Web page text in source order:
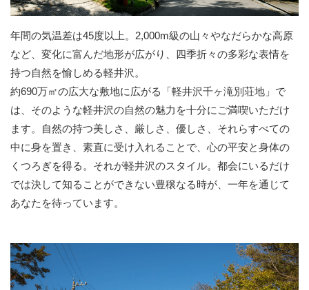
年間の気温差は45度以上。2,000m級の山々やなだらかな高原
など、変化に富んだ地形が広がり、四季折々の多彩な表情を
持つ自然を愉しめる軽井沢。
約690万㎡の広大な敷地に広がる「軽井沢千ヶ滝別荘地」で
は、そのような軽井沢の自然の魅力を十分にご満喫いただけ
ます。自然の持つ美しさ、厳しさ、優しさ、それらすべての
中に身を置き、素直に受け入れることで、心の平安と身体の
くつろぎを得る。それが軽井沢のスタイル。都会にいるだけ
では決して知ることができない豊穣なる時が、一年を通じて
あなたを待っています。